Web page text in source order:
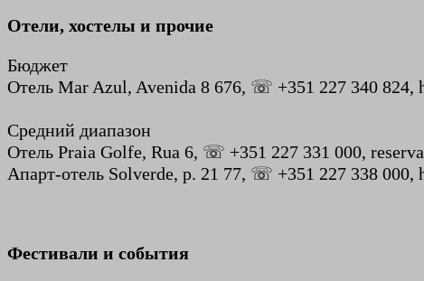
Отели, хостелы и прочие
Бюджет
Отель Mar Azul, Avenida 8 676, ☏ +351 227 340 824,
Средний диапазон
Отель Praia Golfe, Rua 6, ☏ +351 227 331 000,
Апарт-отель Solverde, р. 21 77, ☏ +351 227 338 000,
Фестивали и события